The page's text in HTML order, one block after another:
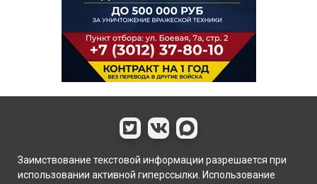
Заимствование текстовой информации разрешается при
использовании активной гиперссылки. Использование